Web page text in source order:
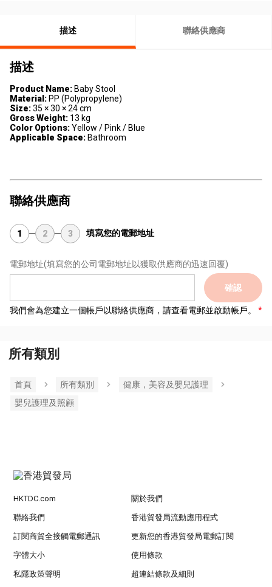
描述 聯絡供應商
描述
Product Name: Baby Stool
Material: PP (Polypropylene)
Size:35 × 30 × 24 cm
Gross Weight: 13 kg
Color Options:Yellow / Pink / Blue
Applicable Space: Bathroom
聯絡供應商
1 2 3 填寫您的電郵地址
電郵地址(填寫您的公司電郵地址以獲取供應商的迅速回覆)
確認
我們會為您建立一個帳戶以聯絡供應商，請查看電郵並啟動帳戶。
所有類別
首頁 所有類別
健康，美容及嬰兒護理
嬰兒護理及照顧
HKTDC.com 關於我們
聯絡我們 香港貿發局流動應用程式
訂閱商貿全接觸電郵通訊 更新您的香港貿發局電郵訂閱
字體大小 使用條款
私隱政策聲明 超連結條款及細則